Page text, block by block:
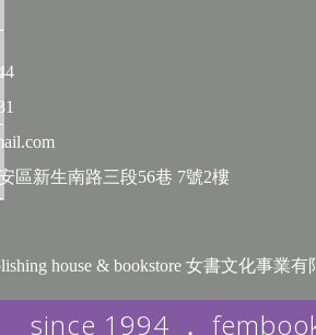
＃「那是多麼恐怖，多麼醜陋
被趕出湖底的鮫人，遇上好心
日本妖怪文學鼻祖，東洋恐怖
揉合以人為本的世界觀，影響
區新生南路三段56巷 7號2樓
house & bookstore 女書文化事業有
since 1994 ．